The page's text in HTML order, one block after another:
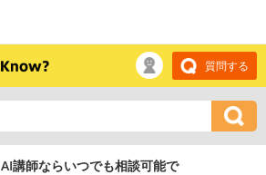
質問する
AI講師ならいつでも相談可能で